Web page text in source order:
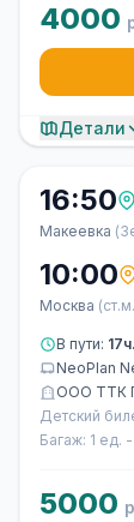
4000
Детали
16:50
Макеевка
10:00
Москва
В пути: 17ч.
NeoPlan
ООО ТТК
Детский
Багаж: 1 ед.
5000